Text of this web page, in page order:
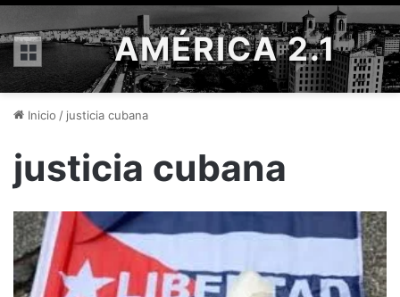
Menú AMÉRICA 2.1
Inicio / justicia cubana
justicia cubana